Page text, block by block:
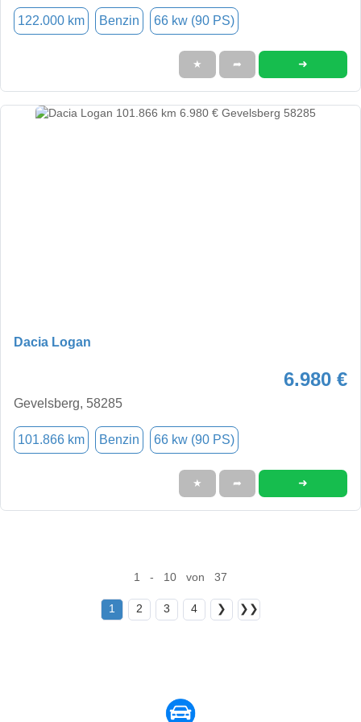
122.000 km Benzin 66 kw (90 PS)
★ ➦ ➜
Dacia Logan
6.980 €
Gevelsberg, 58285
101.866 km Benzin 66 kw (90 PS)
★ ➦ ➜
1 - 10 von 37
1 2 3 4 ❯ ❯❯